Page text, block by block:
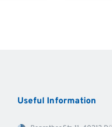
Useful Information